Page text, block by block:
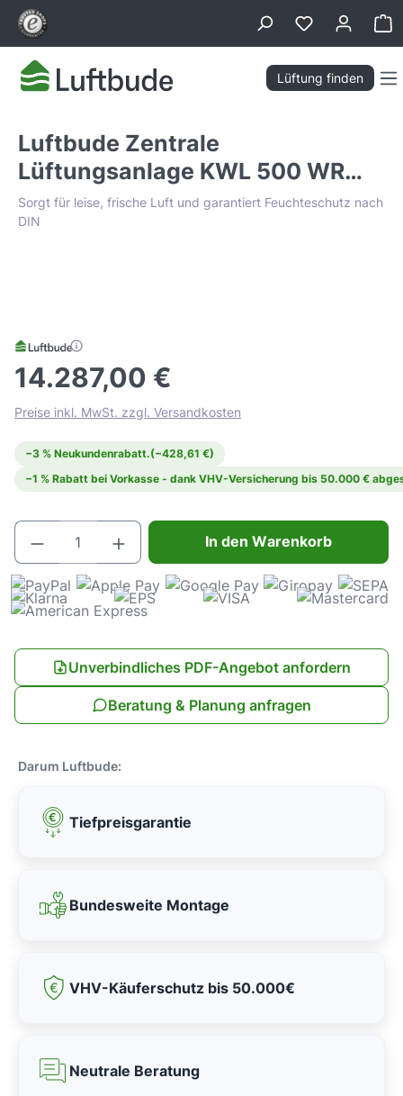
springen
Lüftung finden
Luftbude Zentrale
Lüftungsanlage KWL 500 WR
mit WRG 500 m³/h
Sorgt für leise, frische Luft und garantiert Feuchteschutz nach
DIN
Tiefpreis Garantie
14.287,00 €
Preise inkl. MwSt. zzgl. Versandkosten
−3 % Neukundenrabatt.(−428,61 €)
−1 % Rabatt bei Vorkasse - dank VHV-Versicherung bis 50.000 €
Produkt Anzahl: Gib den gewünschten
In den Warenkorb
Unverbindliches PDF-Angebot anfordern
Beratung & Planung anfragen
Darum Luftbude:
Tiefpreisgarantie
Bundesweite Montage
VHV-Käuferschutz bis 50.000€
Neutrale Beratung